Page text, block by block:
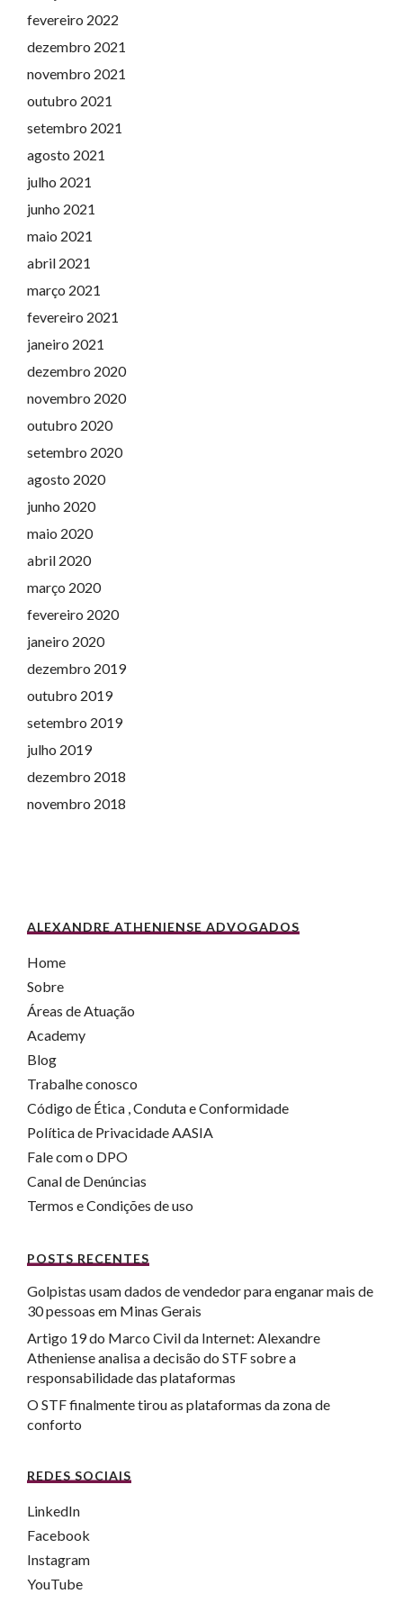
fevereiro 2022
dezembro 2021
novembro 2021
outubro 2021
setembro 2021
agosto 2021
julho 2021
junho 2021
maio 2021
abril 2021
março 2021
fevereiro 2021
janeiro 2021
dezembro 2020
novembro 2020
outubro 2020
setembro 2020
agosto 2020
junho 2020
maio 2020
abril 2020
março 2020
fevereiro 2020
janeiro 2020
dezembro 2019
outubro 2019
setembro 2019
julho 2019
dezembro 2018
novembro 2018
ALEXANDRE ATHENIENSE ADVOGADOS
Home
Sobre
Áreas de Atuação
Academy
Blog
Trabalhe conosco
Código de Ética , Conduta e Conformidade
Política de Privacidade AASIA
Fale com o DPO
Canal de Denúncias
Termos e Condições de uso
POSTS RECENTES
Golpistas usam dados de vendedor para enganar mais de
30 pessoas em Minas Gerais
Artigo 19 do Marco Civil da Internet: Alexandre
Atheniense analisa a decisão do STF sobre a
responsabilidade das plataformas
O STF finalmente tirou as plataformas da zona de
conforto
REDES SOCIAIS
LinkedIn
Facebook
Instagram
YouTube